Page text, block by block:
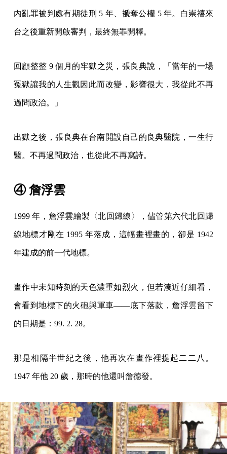
內亂罪被判處有期徒刑 5 年、褫奪公權 5 年。白崇禧來
台之後重新開啟審判，最終無罪開釋。
回顧整整 9 個月的牢獄之災，張良典說，「當年的一場
冤獄讓我的人生觀因此而改變，影響很大，我從此不再
過問政治。」
出獄之後，張良典在台南開設自己的良典醫院，一生行
醫。不再過問政治，也從此不再寫詩。
④ 詹浮雲
1999 年，詹浮雲繪製〈北回歸線〉，儘管第六代北回歸
線地標才剛在 1995 年落成，這幅畫裡畫的，卻是 1942
年建成的前一代地標。
畫作中未知時刻的天色濃重如烈火，但若湊近仔細看，
會看到地標下的火砲與軍車——底下落款，詹浮雲留下
的日期是：99. 2. 28。
那是相隔半世紀之後，他再次在畫作裡提起二二八。
1947 年他 20 歲，那時的他還叫詹德發。